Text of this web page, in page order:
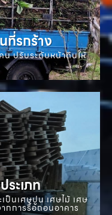
ที่รกร้าง
ปรับระดับหน้าดินให้
ะเภท
ป็นเศษปูน เศษไม้ เศษ
กการรื้อถอนอาคาร